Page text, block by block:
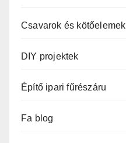
Csavarok és kötőelemek
DIY projektek
Építő ipari fűrészáru
Fa blog